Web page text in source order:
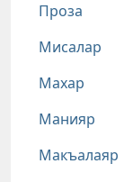
Проза
Мисалар
Махар
Манияр
Макъалаяр